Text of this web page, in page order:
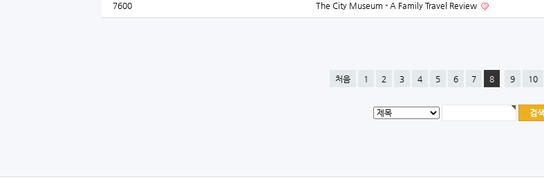
7600 The City Museum - A Family Travel Review
처음 1 2 3 4 5 6 7 8 9 10